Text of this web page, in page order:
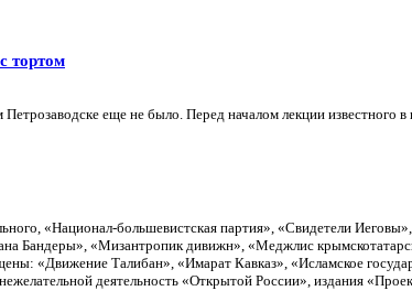
тортом
еще не было. Перед началом лекции известного в
«Национал-большевистская партия», «Свидетели
«Мизантропик дивижн», «Меджлис
«Движение Талибан», «Имарат Кавказ», «Исламское
деятельность «Открытой России», издания